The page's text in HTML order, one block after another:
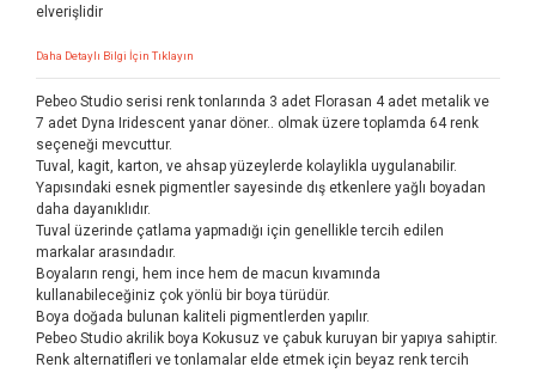
elverişlidir
Daha Detaylı Bilgi İçin Tıklayın
Pebeo Studio serisi renk tonlarında 3 adet Florasan 4 adet metalik ve
7 adet Dyna Iridescent yanar döner.. olmak üzere toplamda 64 renk
seçeneği mevcuttur.
Tuval, kagit, karton, ve ahsap yüzeylerde kolaylikla uygulanabilir.
Yapısındaki esnek pigmentler sayesinde dış etkenlere yağlı boyadan
daha dayanıklıdır.
Tuval üzerinde çatlama yapmadığı için genellikle tercih edilen
markalar arasındadır.
Boyaların rengi, hem ince hem de macun kıvamında
kullanabileceğiniz çok yönlü bir boya türüdür.
Boya doğada bulunan kaliteli pigmentlerden yapılır.
Pebeo Studio akrilik boya Kokusuz ve çabuk kuruyan bir yapıya sahiptir.
Renk alternatifleri ve tonlamalar elde etmek için beyaz renk tercih